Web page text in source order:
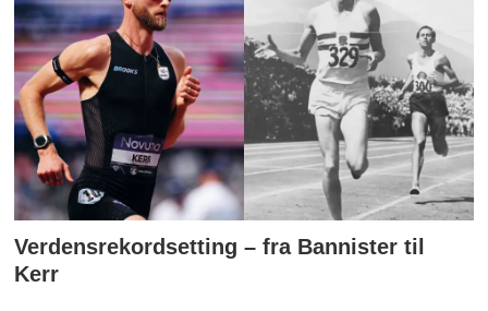
Verdensrekordsetting – fra Bannister til
Kerr